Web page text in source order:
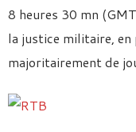
8 heures 30 mn
la justice militaire, en
majoritairement de